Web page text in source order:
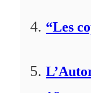
“Les